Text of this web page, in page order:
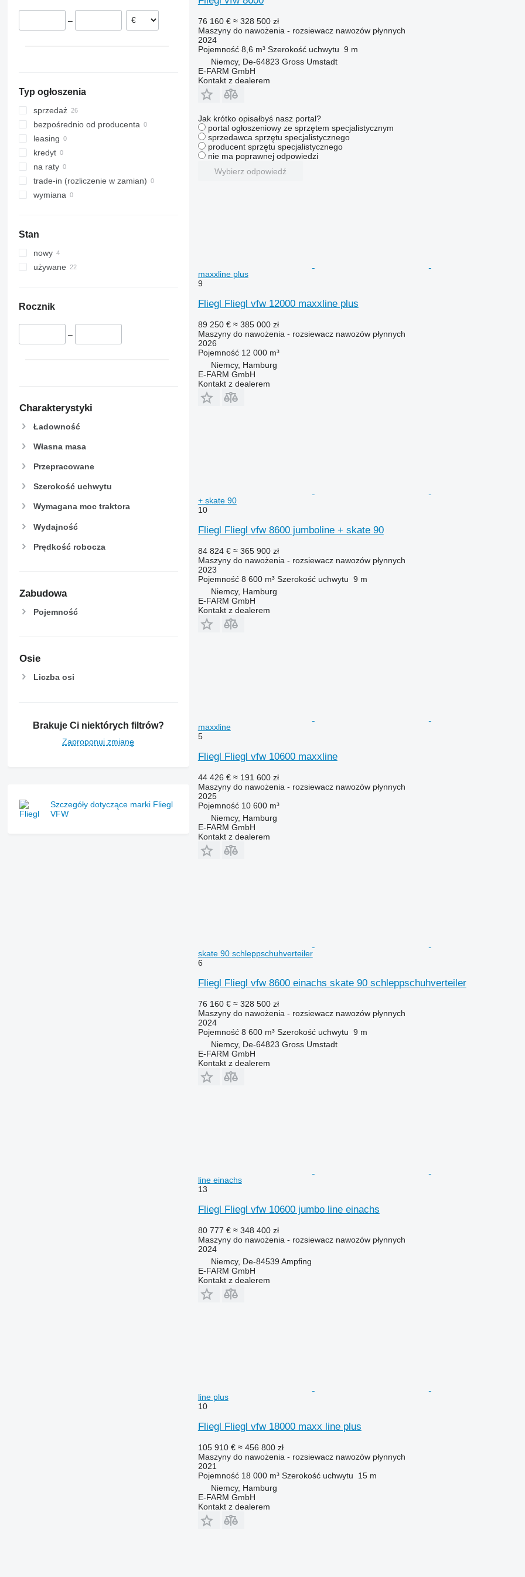
–
Typ ogłoszenia
sprzedaż
bezpośrednio od producenta
leasing
kredyt
na raty
trade-in (rozliczenie w zamian)
wymiana
Stan
nowy
używane
Rocznik
–
Charakterystyki
Ładowność
Własna masa
Przepracowane
Szerokość uchwytu
Wymagana moc traktora
Wydajność
Prędkość robocza
Zabudowa
Pojemność
Osie
Liczba osi
Brakuje Ci niektórych filtrów?
Zaproponuj zmianę
Szczegóły dotyczące marki Fliegl
VFW
76 160 € ≈ 328 500 zł
Maszyny do nawożenia - rozsiewacz nawozów płynnych
2024
Pojemność 8,6 m³ Szerokość uchwytu 9 m
Niemcy, De-64823 Gross Umstadt
E-FARM GmbH
Kontakt z dealerem
Jak krótko opisałbyś nasz portal?
portal ogłoszeniowy ze sprzętem specjalistycznym
sprzedawca sprzętu specjalistycznego
producent sprzętu specjalistycznego
nie ma poprawnej odpowiedzi
Wybierz odpowiedź
maxxline plus
9
Fliegl Fliegl vfw 12000 maxxline plus
89 250 € ≈ 385 000 zł
Maszyny do nawożenia - rozsiewacz nawozów płynnych
2026
Pojemność 12 000 m³
Niemcy, Hamburg
E-FARM GmbH
Kontakt z dealerem
+ skate 90
10
Fliegl Fliegl vfw 8600 jumboline + skate 90
84 824 € ≈ 365 900 zł
Maszyny do nawożenia - rozsiewacz nawozów płynnych
2023
Pojemność 8 600 m³ Szerokość uchwytu 9 m
Niemcy, Hamburg
E-FARM GmbH
Kontakt z dealerem
maxxline
5
Fliegl Fliegl vfw 10600 maxxline
44 426 € ≈ 191 600 zł
Maszyny do nawożenia - rozsiewacz nawozów płynnych
2025
Pojemność 10 600 m³
Niemcy, Hamburg
E-FARM GmbH
Kontakt z dealerem
skate 90 schleppschuhverteiler
6
Fliegl Fliegl vfw 8600 einachs skate 90 schleppschuhverteiler
76 160 € ≈ 328 500 zł
Maszyny do nawożenia - rozsiewacz nawozów płynnych
2024
Pojemność 8 600 m³ Szerokość uchwytu 9 m
Niemcy, De-64823 Gross Umstadt
E-FARM GmbH
Kontakt z dealerem
line einachs
13
Fliegl Fliegl vfw 10600 jumbo line einachs
80 777 € ≈ 348 400 zł
Maszyny do nawożenia - rozsiewacz nawozów płynnych
2024
Niemcy, De-84539 Ampfing
E-FARM GmbH
Kontakt z dealerem
line plus
10
Fliegl Fliegl vfw 18000 maxx line plus
105 910 € ≈ 456 800 zł
Maszyny do nawożenia - rozsiewacz nawozów płynnych
2021
Pojemność 18 000 m³ Szerokość uchwytu
15 m
Niemcy, Hamburg
E-FARM GmbH
Kontakt z dealerem